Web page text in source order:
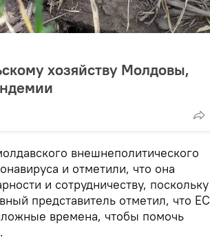
хозяйству Молдовы,
внешнеполитического
и отметили, что она
и сотрудничеству, поскольку
представитель отметил, что ЕС
времена, чтобы помочь